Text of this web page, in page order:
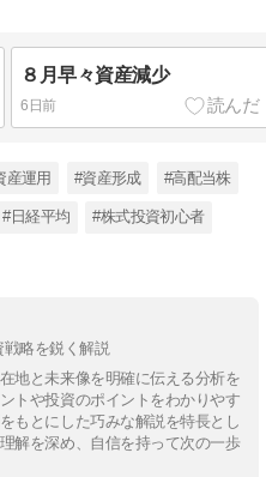
８月早々資産減少
6日前
産運用 #資産形成 #高配当株
#日経平均 #株式投資初心者
略を鋭く解説
地と未来像を明確に伝える分析を
トや投資のポイントをわかりやす
もとにした巧みな解説を特長とし
解を深め、自信を持って次の一歩